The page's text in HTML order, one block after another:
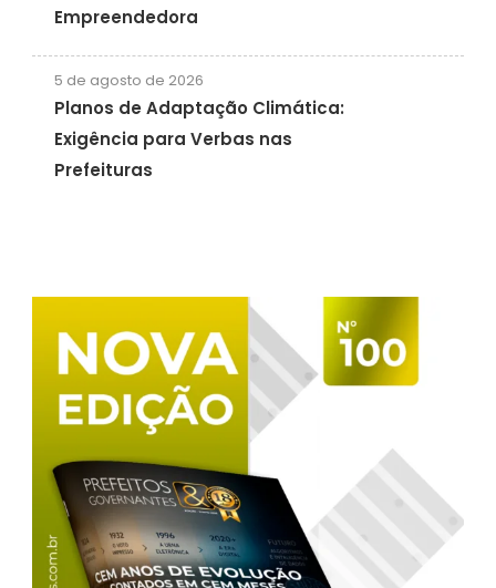
Empreendedora
5 de agosto de 2026
Planos de Adaptação Climática:
Exigência para Verbas nas
Prefeituras